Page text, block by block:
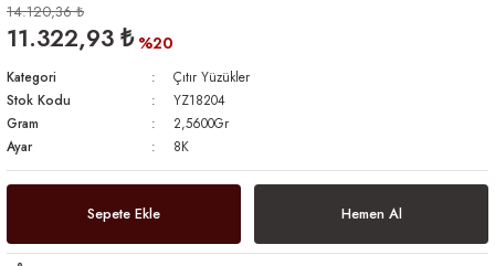
14.120,36 ₺
11.322,93 ₺ %20
Kategori
Çıtır Yüzükler
Stok Kodu
YZ18204
Gram
2,5600Gr
Ayar
8K
Sepete Ekle Hemen Al